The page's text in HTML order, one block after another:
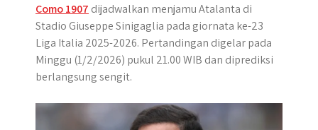
a
t
s
A
p
c
e
b
o
o
s
s
e
n
r
l
e
g
r
a
m
y
p
e
n
e
a
r
e
Como 1907 dijadwalkan menjamu Atalanta di
Stadio Giuseppe Sinigaglia pada giornata ke-23
Liga Italia 2025-2026. Pertandingan digelar pada
Minggu (1/2/2026) pukul 21.00 WIB dan diprediksi
berlangsung sengit.